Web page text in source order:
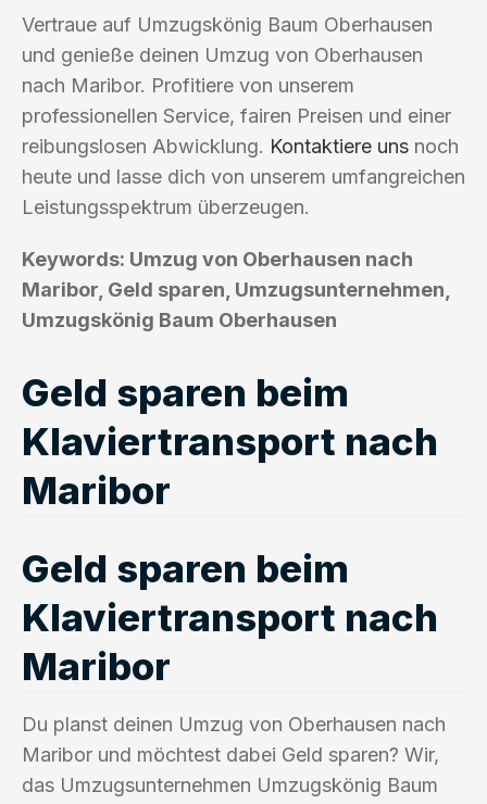
Vertraue auf Umzugskönig Baum Oberhausen
und genieße deinen Umzug von Oberhausen
nach Maribor. Profitiere von unserem
professionellen Service, fairen Preisen und einer
reibungslosen Abwicklung. Kontaktiere uns noch
heute und lasse dich von unserem umfangreichen
Leistungsspektrum überzeugen.
Keywords: Umzug von Oberhausen nach
Maribor, Geld sparen, Umzugsunternehmen,
Umzugskönig Baum Oberhausen
Geld sparen beim
Klaviertransport nach
Maribor
Geld sparen beim
Klaviertransport nach
Maribor
Du planst deinen Umzug von Oberhausen nach
Maribor und möchtest dabei Geld sparen? Wir,
das Umzugsunternehmen Umzugskönig Baum